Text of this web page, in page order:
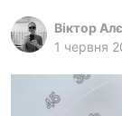
Віктор
1 червня